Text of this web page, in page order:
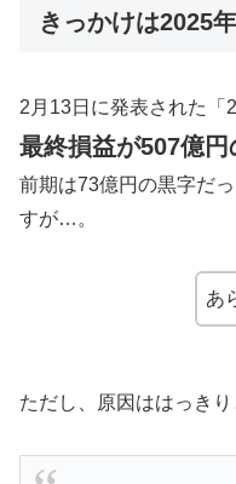
きっかけは2025
2月13日に発表された「
最終損益が507億円
前期は73億円の黒字だ
すが…。
あ
ただし、原因ははっきり